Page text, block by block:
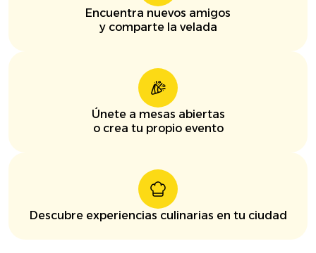
Encuentra nuevos amigos
y comparte la velada
Únete a mesas abiertas
o crea tu propio evento
Descubre experiencias culinarias en tu ciudad